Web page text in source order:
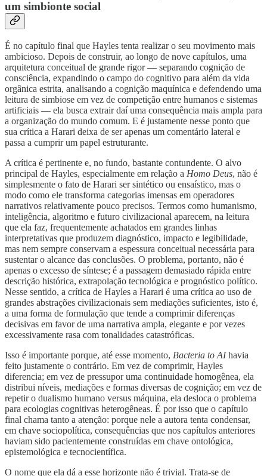
um simbionte social
É no capítulo final que Hayles tenta realizar o seu movimento mais
ambicioso. Depois de construir, ao longo de nove capítulos, uma
arquitetura conceitual de grande rigor — separando cognição de
consciência, expandindo o campo do cognitivo para além da vida
orgânica estrita, analisando a cognição maquínica e defendendo uma
leitura de simbiose em vez de competição entre humanos e sistemas
artificiais — ela busca extrair daí uma consequência mais ampla para
a organização do mundo comum. E é justamente nesse ponto que
sua crítica a Harari deixa de ser apenas um comentário lateral e
passa a cumprir um papel estruturante.
A crítica é pertinente e, no fundo, bastante contundente. O alvo
principal de Hayles, especialmente em relação a Homo Deus, não é
simplesmente o fato de Harari ser sintético ou ensaístico, mas o
modo como ele transforma categorias imensas em operadores
narrativos relativamente pouco precisos. Termos como humanismo,
inteligência, algoritmo e futuro civilizacional aparecem, na leitura
que ela faz, frequentemente achatados em grandes linhas
interpretativas que produzem diagnóstico, impacto e legibilidade,
mas nem sempre conservam a espessura conceitual necessária para
sustentar o alcance das conclusões. O problema, portanto, não é
apenas o excesso de síntese; é a passagem demasiado rápida entre
descrição histórica, extrapolação tecnológica e prognóstico político.
Nesse sentido, a crítica de Hayles a Harari é uma crítica ao uso de
grandes abstrações civilizacionais sem mediações suficientes, isto é,
a uma forma de formulação que tende a comprimir diferenças
decisivas em favor de uma narrativa ampla, elegante e por vezes
excessivamente rasa com tonalidades catastróficas.
Isso é importante porque, até esse momento, Bacteria to AIhavia
feito justamente o contrário. Em vez de comprimir, Hayles
diferencia; em vez de pressupor uma continuidade homogênea, ela
distribui níveis, mediações e formas diversas de cognição; em vez de
repetir o dualismo humano versus máquina, ela desloca o problema
para ecologias cognitivas heterogêneas. É por isso que o capítulo
final chama tanto a atenção: porque nele a autora tenta condensar,
em chave sociopolítica, consequências que nos capítulos anteriores
haviam sido pacientemente construídas em chave ontológica,
epistemológica e tecnocientífica.
O nome que ela dá a esse horizonte não é trivial. Trata-se de